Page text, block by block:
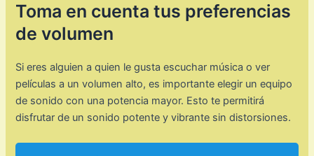
Toma en cuenta tus preferencias
de volumen
Si eres alguien a quien le gusta escuchar música o ver
películas a un volumen alto, es importante elegir un equipo
de sonido con una potencia mayor. Esto te permitirá
disfrutar de un sonido potente y vibrante sin distorsiones.